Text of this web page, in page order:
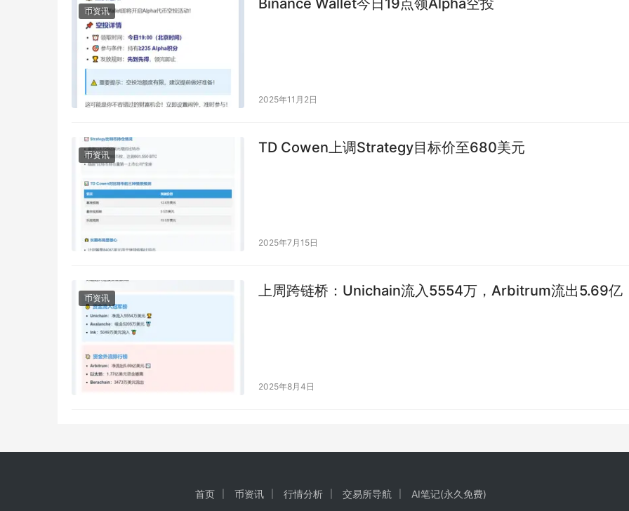
币资讯
2025年11月2日
币资讯 TD Cowen上调Strategy目标价至680美元
2025年7月15日
币资讯 上周跨链桥：Unichain流入5554万，Arbitrum流出5.69亿
2025年8月4日
首页 币资讯 行情分析 交易所导航
AI笔记(永久免费)